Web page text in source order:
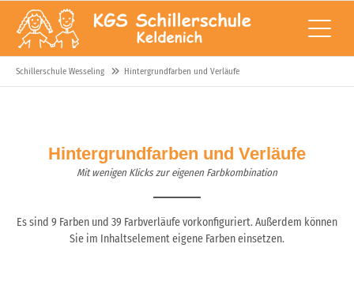
Schillerschule Wesseling Hintergrundfarben und Verläufe
Hintergrundfarben und Verläufe
Mit wenigen Klicks zur eigenen Farbkombination
Es sind 9 Farben und 39 Farbverläufe vorkonfiguriert. Außerdem können
Sie im Inhaltselement eigene Farben einsetzen.